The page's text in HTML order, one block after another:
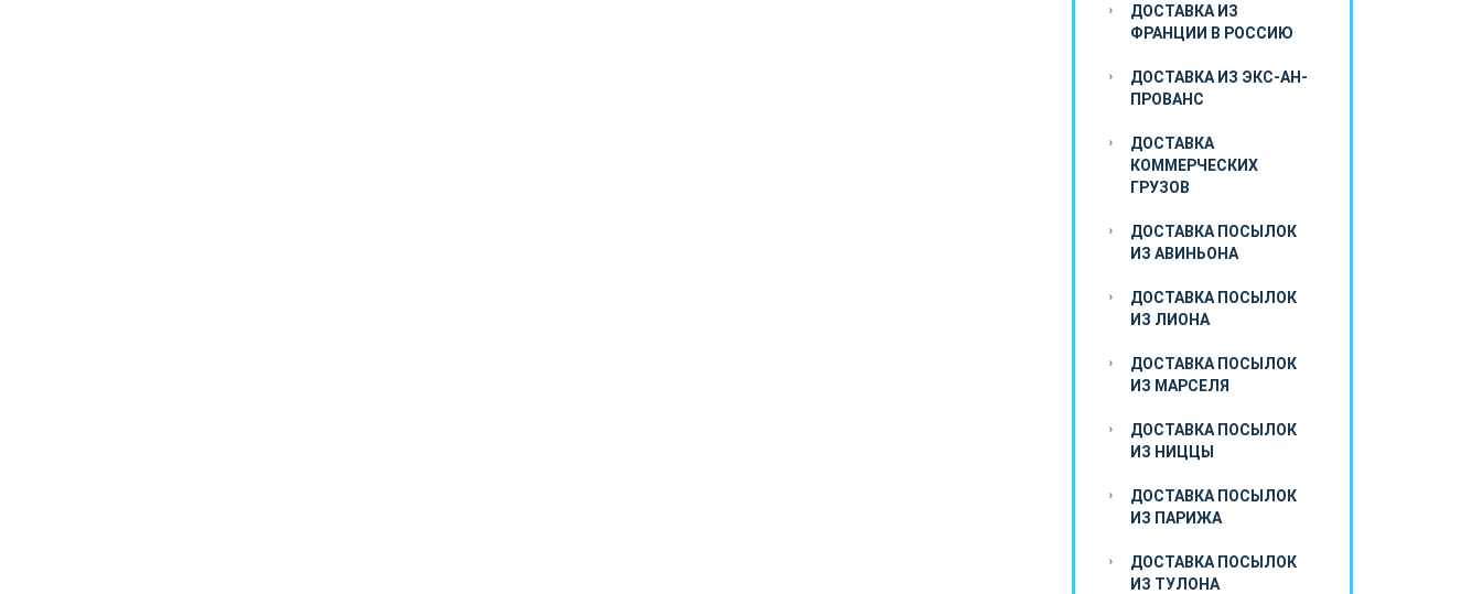
ДОСТАВКА ИЗ
ФРАНЦИИ В РОССИЮ
ДОСТАВКА ИЗ ЭКС-АН-
ПРОВАНС
ДОСТАВКА
КОММЕРЧЕСКИХ
ГРУЗОВ
ДОСТАВКА ПОСЫЛОК
ИЗ АВИНЬОНА
ДОСТАВКА ПОСЫЛОК
ИЗ ЛИОНА
ДОСТАВКА ПОСЫЛОК
ИЗ МАРСЕЛЯ
ДОСТАВКА ПОСЫЛОК
ИЗ НИЦЦЫ
ДОСТАВКА ПОСЫЛОК
ИЗ ПАРИЖА
ДОСТАВКА ПОСЫЛОК
ИЗ ТУЛОНА